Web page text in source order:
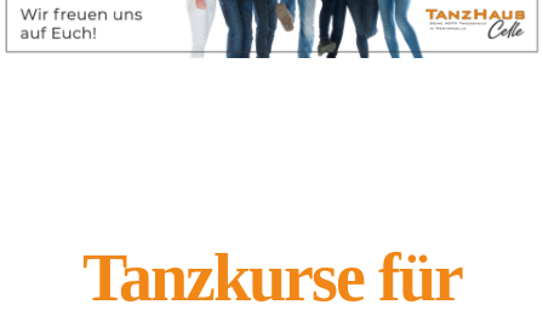
Tanzkurse für